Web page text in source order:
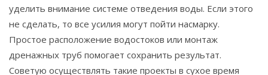
уделить внимание системе отведения воды. Если этого
не сделать, то все усилия могут пойти насмарку.
Простое расположение водостоков или монтаж
дренажных труб помогает сохранить результат.
Советую осуществлять такие проекты в сухое время